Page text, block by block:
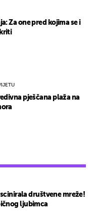
društvene mreže!
ljubimca
Za one pred kojima se i
pješčana plaža na